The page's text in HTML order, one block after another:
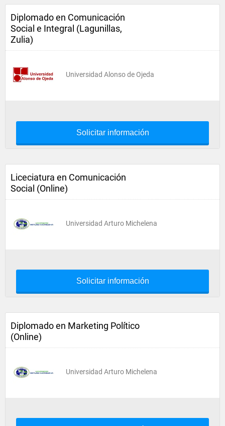
Diplomado en Comunicación
Social e Integral (Lagunillas,
Zulia)
Universidad Alonso de Ojeda
Solicitar información
Liceciatura en Comunicación
Social (Online)
Universidad Arturo Michelena
Solicitar información
Diplomado en Marketing Político
(Online)
Universidad Arturo Michelena